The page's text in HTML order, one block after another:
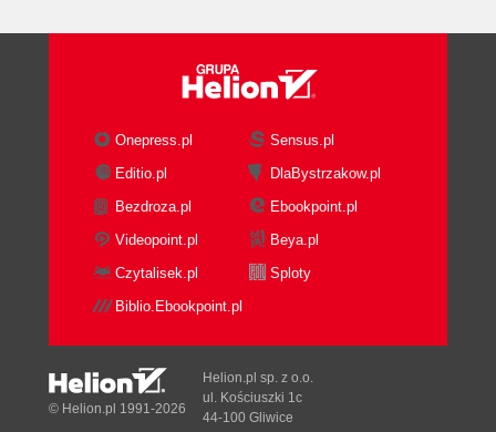
Onepress.pl
Sensus.pl
Editio.pl
DlaBystrzakow.pl
Bezdroza.pl
Ebookpoint.pl
Videopoint.pl
Beya.pl
Czytalisek.pl
Sploty
Biblio.Ebookpoint.pl
© Helion.pl 1991-2026
Helion.pl sp. z o.o.
ul. Kościuszki 1c
44-100 Gliwice